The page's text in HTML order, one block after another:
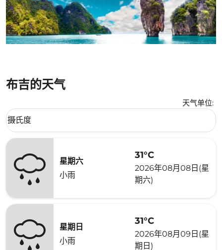
布吉的天气
天气单位:
Weather unit option 摄氏度 Selected
摄氏度
keyboard_arrow_down
星期六
小雨
31°C
2026年08月08日(星
期六)
星期日
小雨
31°C
2026年08月09日(星
期日)